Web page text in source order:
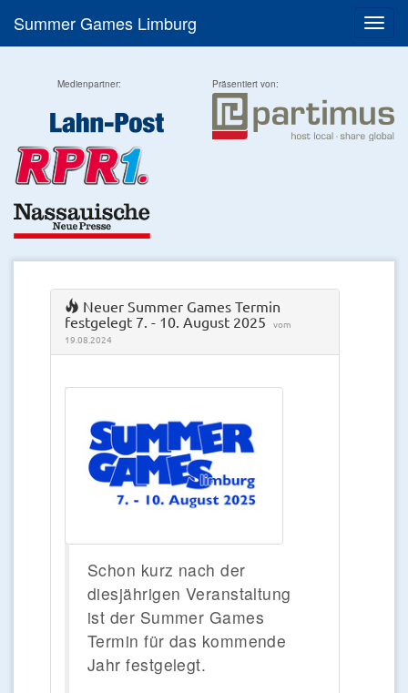
Menü
Summer Games Limburg
Medienpartner: Präsentiert von:
Neuer Summer Games Termin
festgelegt 7. - 10. August 2025 vom
19.08.2024
Schon kurz nach der
diesjährigen Veranstaltung
ist der Summer Games
Termin für das kommende
Jahr festgelegt.